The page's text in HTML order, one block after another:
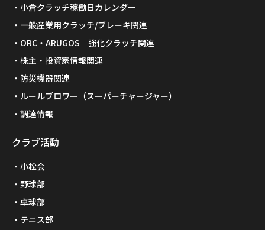
小倉クラッチ稼働日カレンダー
一般産業用クラッチ/ブレーキ関連
ORC・ARUGOS 強化クラッチ関連
株主・投資家情報関連
防災機器関連
ルールブロワー（スーパーチャージャー）
調達情報
クラブ活動
小松会
野球部
卓球部
テニス部